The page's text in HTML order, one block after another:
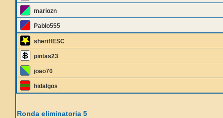
mariozn
Pablo555
sheriffESC
pintas23
joao70
hidalgos
Ronda eliminatoria 5